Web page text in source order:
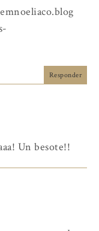
Responder
Un besote!!